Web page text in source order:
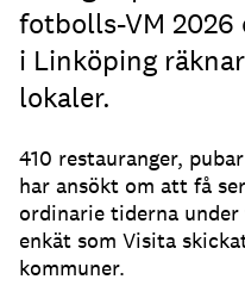
fotbolls-VM 2026
i Linköping
lokaler.
410 restauranger,
har ansökt om att få
ordinarie tiderna
enkät som Visita
kommuner.